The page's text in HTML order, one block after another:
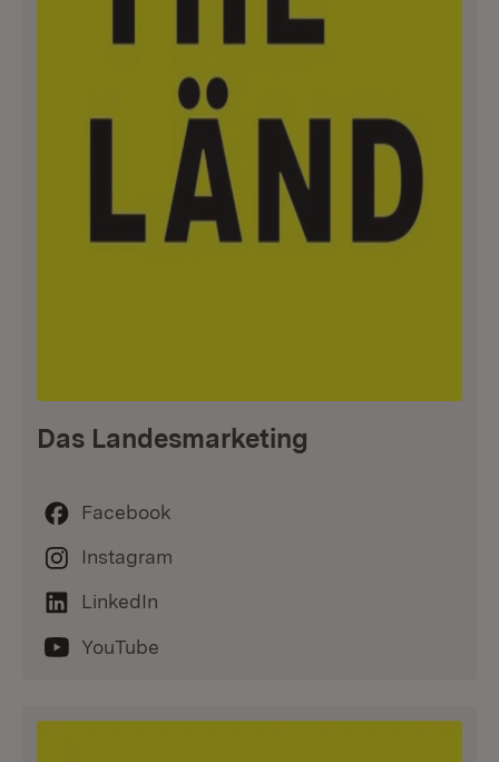
Das Landesmarketing
Facebook
Instagram
LinkedIn
YouTube